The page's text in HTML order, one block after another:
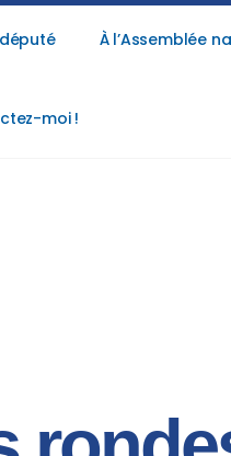
À l’Assemblée
moi !